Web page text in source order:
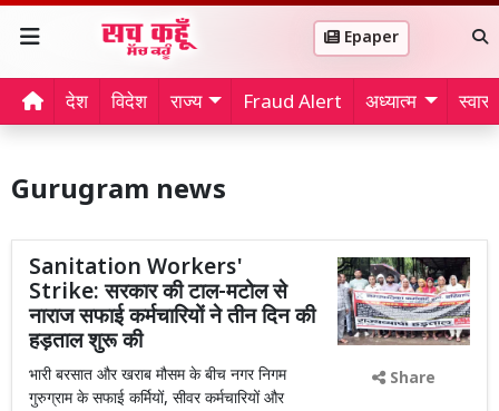
Epaper
देश विदेश राज्य Fraud Alert अध्यात्म
Gurugram news
Sanitation Workers'
Strike: सरकार की टाल-मटोल से
नाराज सफाई कर्मचारियों ने तीन दिन की
हड़ताल शुरू की
भारी बरसात और खराब मौसम के बीच नगर निगम
गुरुग्राम के सफाई कर्मियों, सीवर कर्मचारियों और
Share